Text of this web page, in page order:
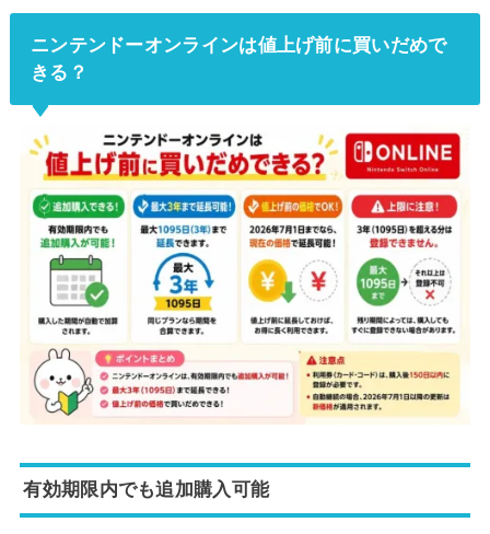
ニンテンドーオンラインは値上げ前に買いだめで
きる？
有効期限内でも追加購入可能